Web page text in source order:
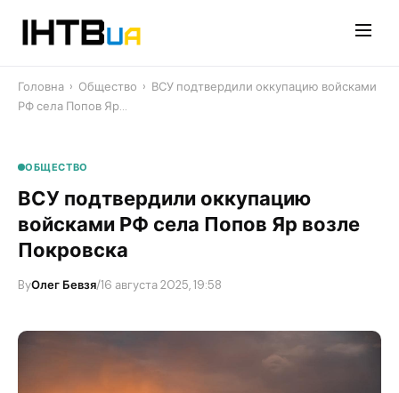
Головна › Общество › ВСУ подтвердили оккупацию войсками
РФ села Попов Яр…
ОБЩЕСТВО
ВСУ подтвердили оккупацию
войсками РФ села Попов Яр возле
Покровска
ByОлег Бевзя/16 августа 2025, 19:58